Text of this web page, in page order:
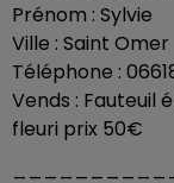
Prénom : Sylvie
Ville : Saint Omer
Téléphone :
Vends : Fauteuil
fleuri prix 50€